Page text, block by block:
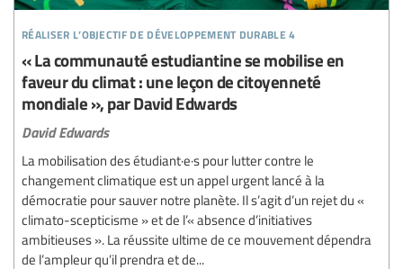
réaliser l’objectif de développement durable 4
« La communauté estudiantine se mobilise en
faveur du climat : une leçon de citoyenneté
mondiale », par David Edwards
David Edwards
La mobilisation des étudiant·e·s pour lutter contre le
changement climatique est un appel urgent lancé à la
démocratie pour sauver notre planète. Il s’agit d’un rejet du «
climato-scepticisme » et de l’« absence d’initiatives
ambitieuses ». La réussite ultime de ce mouvement dépendra
de l’ampleur qu’il prendra et de...